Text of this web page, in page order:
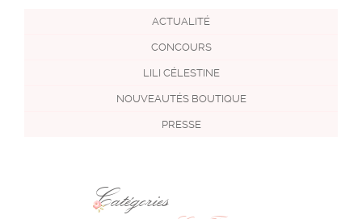
ACTUALITÉ
CONCOURS
LILI CÉLESTINE
NOUVEAUTÉS BOUTIQUE
PRESSE
Catégories